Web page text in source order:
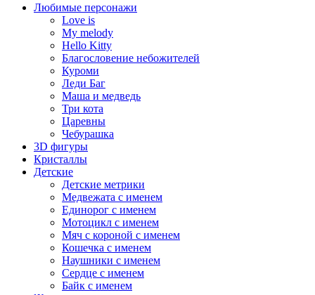
Любимые персонажи
Love is
My melody
Hello Kitty
Благословение небожителей
Куроми
Леди Баг
Маша и медведь
Три кота
Царевны
Чебурашка
3D фигуры
Кристаллы
Детские
Детские метрики
Медвежата с именем
Единорог с именем
Мотоцикл с именем
Мяч с короной с именем
Кошечка с именем
Наушники с именем
Сердце с именем
Байк с именем